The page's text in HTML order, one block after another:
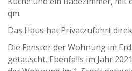
qm.
Das Haus hat Privatzufahrt
Die Fenster der Wohnung im
getauscht. Ebenfalls im Jahr